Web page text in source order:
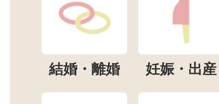
結婚・離婚 妊娠・出産